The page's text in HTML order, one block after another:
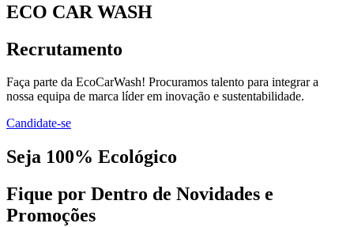
ECO CAR WASH
Recrutamento
Faça parte da EcoCarWash! Procuramos talento para integrar a
nossa equipa de marca líder em inovação e sustentabilidade.
Candidate-se
Seja 100% Ecológico
Fique por Dentro de Novidades e
Promoções